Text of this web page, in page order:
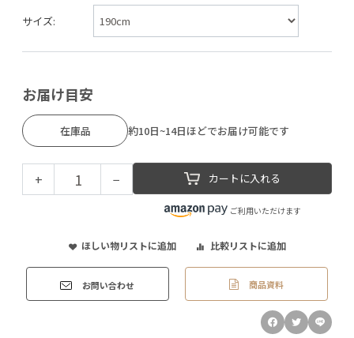
サイズ:
お届け目安
在庫品 約10日~14日ほどでお届け可能です
+ − カートに入れる
ご利用いただけます
ほしい物リストに追加 比較リストに追加
お問い合わせ 商品資料